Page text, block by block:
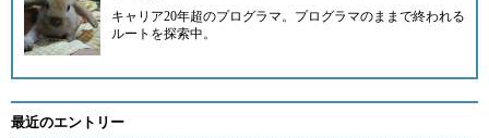
キャリア20年超のプログラマ。プログラマのままで終われる
ルートを探索中。
最近のエントリー